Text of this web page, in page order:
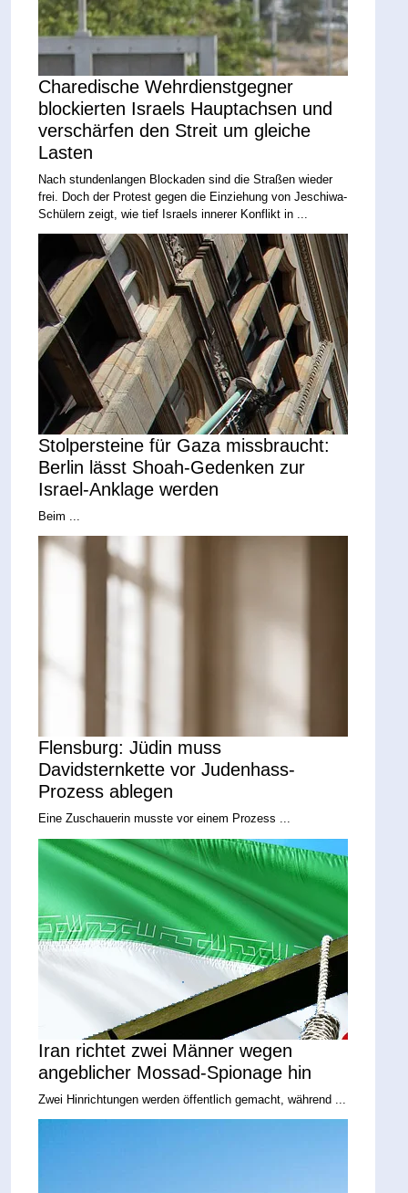
Charedische Wehrdienstgegner
blockierten Israels Hauptachsen und
verschärfen den Streit um gleiche
Lasten
Nach stundenlangen Blockaden sind die Straßen wieder
frei. Doch der Protest gegen die Einziehung von Jeschiwa-
Schülern zeigt, wie tief Israels innerer Konflikt in ...
Stolpersteine für Gaza missbraucht:
Berlin lässt Shoah-Gedenken zur
Israel-Anklage werden
Beim ...
Flensburg: Jüdin muss
Davidsternkette vor Judenhass-
Prozess ablegen
Eine Zuschauerin musste vor einem Prozess ...
Iran richtet zwei Männer wegen
angeblicher Mossad-Spionage hin
Zwei Hinrichtungen werden öffentlich gemacht, während ...